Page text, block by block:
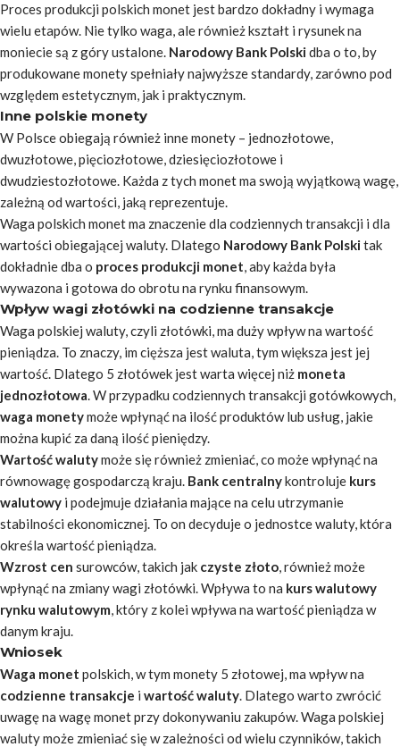
Proces produkcji polskich monet jest bardzo dokładny i wymaga
wielu etapów. Nie tylko waga, ale również kształt i rysunek na
moniecie są z góry ustalone. Narodowy Bank Polskidba o to, by
produkowane monety spełniały najwyższe standardy, zarówno pod
względem estetycznym, jak i praktycznym.
Inne polskie monety
W Polsce obiegają również inne monety – jednozłotowe,
dwuzłotowe, pięciozłotowe, dziesięciozłotowe i
dwudziestozłotowe. Każda z tych monet ma swoją wyjątkową wagę,
zależną od wartości, jaką reprezentuje.
Waga polskich monet ma znaczenie dla codziennych transakcji i dla
wartości obiegającej waluty. Dlatego Narodowy Bank Polskitak
dokładnie dba o proces produkcji monet, aby każda była
wywazona i gotowa do obrotu na rynku finansowym.
Wpływ wagi złotówki na codzienne transakcje
Waga polskiej waluty, czyli złotówki, ma duży wpływ na wartość
pieniądza. To znaczy, im cięższa jest waluta, tym większa jest jej
wartość. Dlatego 5 złotówek jest warta więcej niż moneta
jednozłotowa. W przypadku codziennych transakcji gotówkowych,
waga monetymoże wpłynąć na ilość produktów lub usług, jakie
można kupić za daną ilość pieniędzy.
Wartość walutymoże się również zmieniać, co może wpłynąć na
równowagę gospodarczą kraju. Bank centralnykontroluje kurs
walutowy i podejmuje działania mające na celu utrzymanie
stabilności ekonomicznej. To on decyduje o jednostce waluty, która
określa wartość pieniądza.
Wzrost cen surowców, takich jak czyste złoto, również może
wpłynąć na zmiany wagi złotówki. Wpływa to na kurs walutowy
rynku walutowym, który z kolei wpływa na wartość pieniądza w
danym kraju.
Wniosek
Waga monet polskich, w tym monety 5 złotowej, ma wpływ na
codzienne transakcje i wartość waluty. Dlatego warto zwrócić
uwagę na wagę monet przy dokonywaniu zakupów. Waga polskiej
waluty może zmieniać się w zależności od wielu czynników, takich